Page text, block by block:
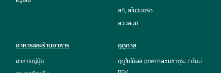
สกี, สโนว์บอร์ด
สวนสนุก
อาหารและร้านอาหาร
อาหารญี่ปุ่น
ฤดูกาล
ฤดูใบไม้ผลิ (เทศกาลชมซากุระ / ดื่มมั